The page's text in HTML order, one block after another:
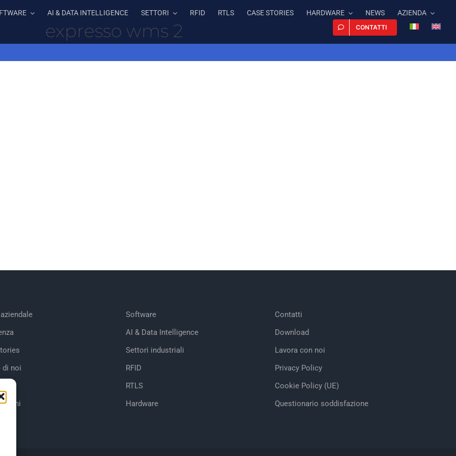
AI & DATA INTELLIGENCE SETTORI RFID RTLS CASE STORIES HARDWARE NEWS AZIENDA
CONTATTI
expresso wms 2
di noi
Software
AI & Data Intelligence
Settori industriali
RFID
RTLS
Hardware
Contatti
Download
Lavora con noi
Privacy Policy
Cookie Policy (UE)
Questionario soddisfazione